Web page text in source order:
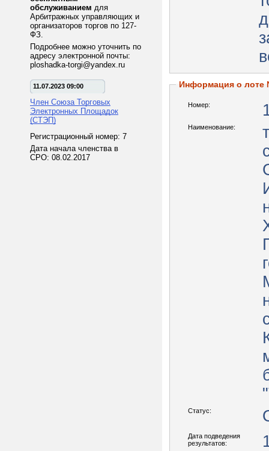
обслуживанием для
Арбитражных управляющих и
организаторов торгов по 127-
ФЗ.
Подробнее можно уточнить по
адресу электронной почты:
ploshadka-torgi@yandex.ru
11.07.2023 09:00
Член Союза Торговых
Электронных Площадок
(СТЭП)
Регистрационный номер: 7
Дата начала членства в
СРО: 08.02.2017
Информация о лоте
Номер:
Наименование:
Статус:
Дата подведения
результатов: